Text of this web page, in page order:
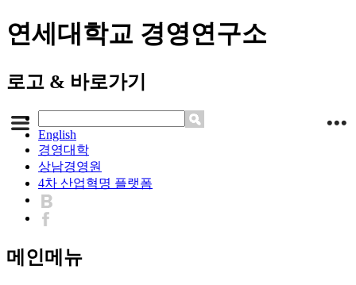
연세대학교 경영연구소
로고 & 바로가기
English
경영대학
상남경영원
4차 산업혁명 플랫폼
메인메뉴